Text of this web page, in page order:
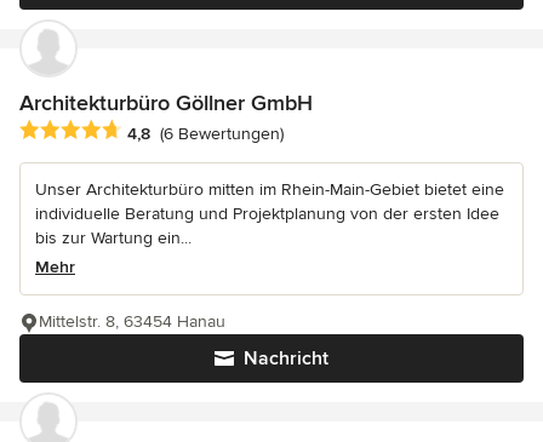
Architekturbüro Göllner GmbH
Durchschnittliche Bewertung: 4.8 von 5 Sternen
4,8 (6 Bewertungen)
Unser Architekturbüro mitten im Rhein-Main-Gebiet bietet eine
individuelle Beratung und Projektplanung von der ersten Idee
bis zur Wartung ein...
Mehr
Nachricht
Mittelstr. 8, 63454 Hanau